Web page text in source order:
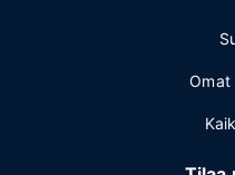
Omat